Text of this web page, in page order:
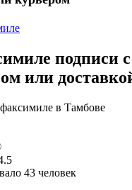
подписи с
или
43 человек